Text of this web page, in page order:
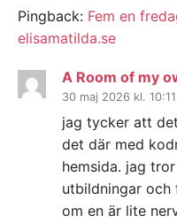
Pingback: Fem en
elisamatilda.se
A Room of my
30 maj 2026 kl.
jag tycker att
det där med
hemsida. jag
utbildningar och
om en är lite